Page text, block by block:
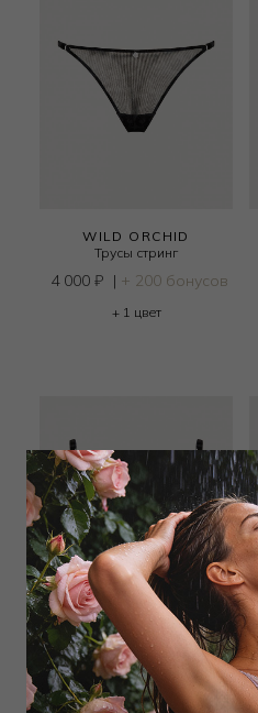
WILD ORCHID
Трусы стринг
4 000 ₽ | + 200 бонусов
+ 1 цвет
WILD ORCHID
Бюстгальтер треугольник t-